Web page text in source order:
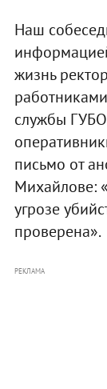
Наш
жизнь
службы
письмо от
Михайлове:
угрозе
проверена».
РЕКЛАМА